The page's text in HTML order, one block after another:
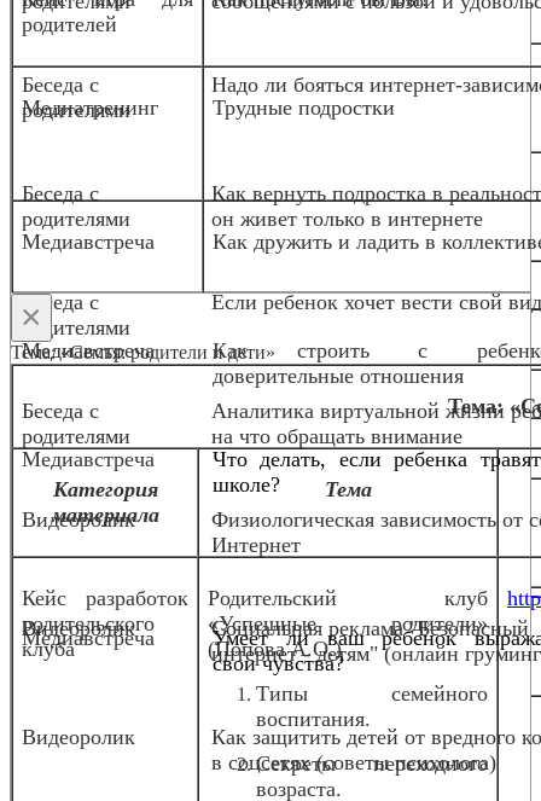
Беседа с
родителями
Надо ли бояться интернет-
Беседа с
родителями
Как вернуть подростка в
он живет только в интернете
Беседа с
родителями
Если ребенок хочет вести свой
Беседа с
родителями
Аналитика виртуальной жизни
на что обращать внимание
Видеоролик
Физиологическая зависимость от
Интернет
Видеоролик
Социальная реклама "Безопасный
интернет - детям" (онлайн
Видеоролик
Как защитить детей от вредного
в соцсетях (советы психолога)
родителей
Медиатренинг Трудные подростки
Медиавстреча Как дружить и ладить в
Медиавстреча
Как строить с
доверительные отношения
Медиавстреча
Что делать, если ребенка
школе?
Медиавстреча
Умеет ли ваш ребенок
свои чувства?
×
Тема: «Семья: родители и дети»
Тема:
Категория
материала
Тема
Кейс разработок
родительского
клуба
Родительский клуб
«Успешные родители»
(Попова А.О.)
Типы семейного
воспитания.
Секреты переходного
возраста.